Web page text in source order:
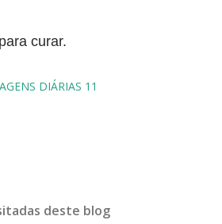
curar.
DIÁRIAS 11
deste blog